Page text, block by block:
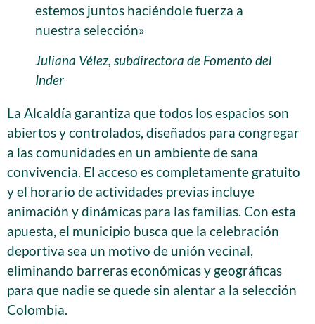
estemos juntos haciéndole fuerza a
nuestra selección»
Juliana Vélez, subdirectora de Fomento del
Inder
La Alcaldía garantiza que todos los espacios son
abiertos y controlados, diseñados para congregar
a las comunidades en un ambiente de sana
convivencia. El acceso es completamente gratuito
y el horario de actividades previas incluye
animación y dinámicas para las familias. Con esta
apuesta, el municipio busca que la celebración
deportiva sea un motivo de unión vecinal,
eliminando barreras económicas y geográficas
para que nadie se quede sin alentar a la selección
Colombia.